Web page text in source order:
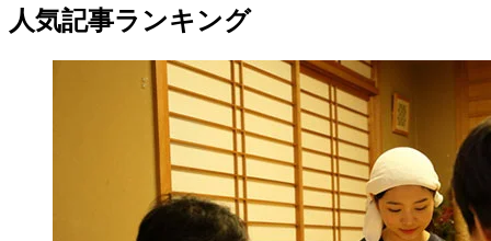
人気記事ランキング